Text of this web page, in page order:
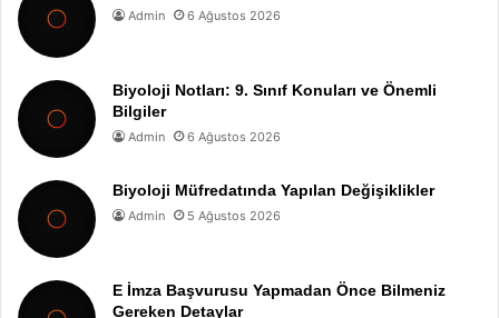
Admin 6 Ağustos 2026
Biyoloji Notları: 9. Sınıf Konuları ve Önemli
Bilgiler
Admin 6 Ağustos 2026
Biyoloji Müfredatında Yapılan Değişiklikler
Admin 5 Ağustos 2026
E İmza Başvurusu Yapmadan Önce Bilmeniz
Gereken Detaylar